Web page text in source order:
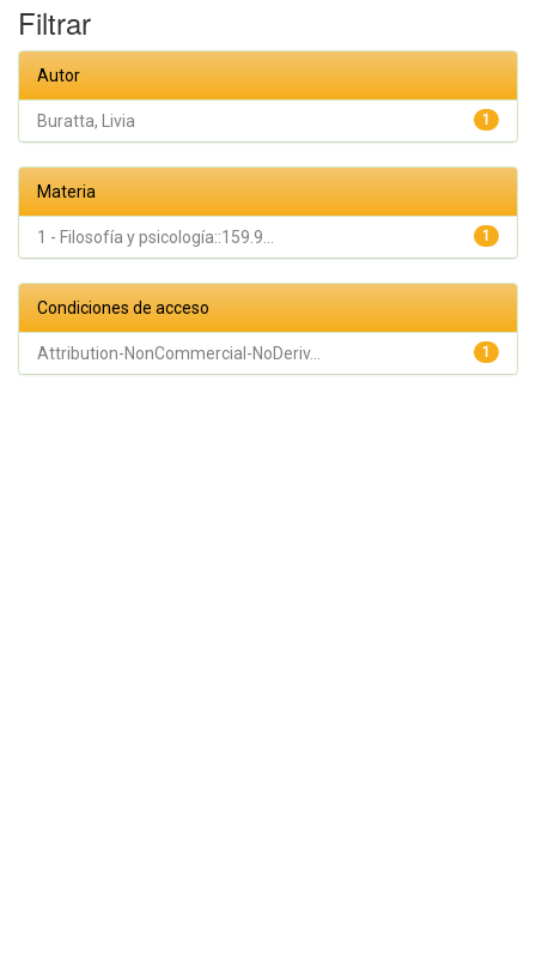
Filtrar
Autor
1
Buratta, Livia
Materia
1
1 - Filosofía y psicología::159.9...
Condiciones de acceso
1
Attribution-NonCommercial-NoDeriv...